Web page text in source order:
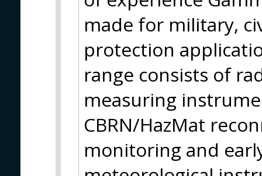
made for military,
protection
range consists of
measuring
CBRN/HazMat
monitoring and